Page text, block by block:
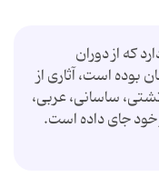
كه از دوران
است، آثاری از
ساسانی، عربی،
خود جای داده است.